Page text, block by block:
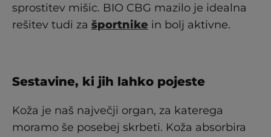
sprostitev mišic. BIO CBG mazilo je idealna
rešitev tudi za športnike in bolj aktivne.
Sestavine, ki jih lahko pojeste
Koža je naš največji organ, za katerega
moramo še posebej skrbeti. Koža absorbira